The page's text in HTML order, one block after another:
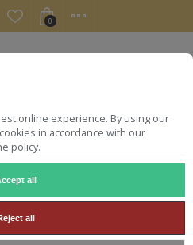
online experience. By using our
in accordance with our
policy.
all
all
0